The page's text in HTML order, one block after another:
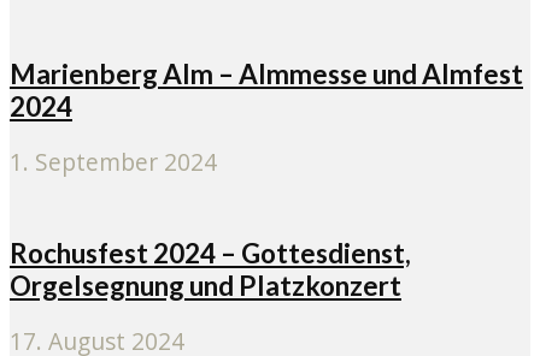
Marienberg Alm – Almmesse und Almfest
2024
1. September 2024
Rochusfest 2024 – Gottesdienst,
Orgelsegnung und Platzkonzert
17. August 2024